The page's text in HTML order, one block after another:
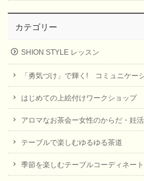
カテゴリー
SHION STYLE レッスン
「勇気づけ」で輝く! コミュニケー
はじめての上絵付けワークショップ
アロマなお茶会ー女性のからだ・妊
テーブルで楽しむゆるゆる茶道
季節を楽しむテーブルコーディネー